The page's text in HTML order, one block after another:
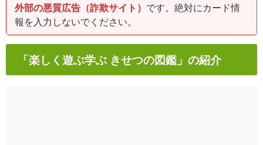
外部の悪質広告（詐欺サイト） です。絶対にカード情
報を入力しないでください。
「楽しく遊ぶ学ぶ きせつの図鑑」の紹介